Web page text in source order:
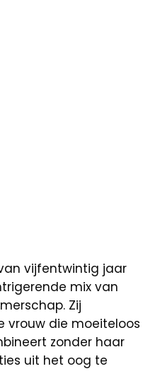
vijfentwintig jaar
mix van
Zij
vrouw die moeiteloos
zonder haar
uit het oog te